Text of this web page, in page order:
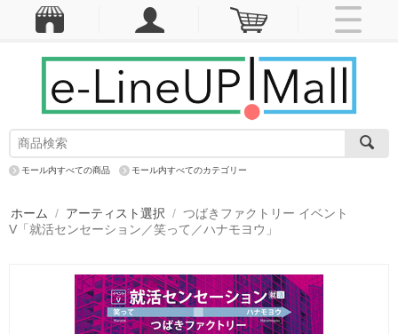
モール内すべての商品 モール内すべてのカテゴリー
ホーム / アーティスト選択 / つばきファクトリー イベント
V「就活センセーション／笑って／ハナモヨウ」